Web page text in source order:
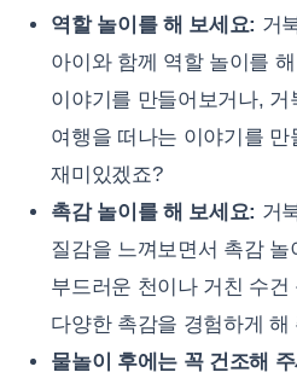
역할 놀이를 해 보세요: 거
아이와 함께 역할 놀이를
이야기를 만들어보거나, 거
여행을 떠나는 이야기를 만
재미있겠죠?
촉감 놀이를 해 보세요: 거
질감을 느껴보면서 촉감 놀
부드러운 천이나 거친 수건
다양한 촉감을 경험하게 해
물놀이 후에는 꼭 건조해